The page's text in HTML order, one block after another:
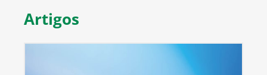
Artigos